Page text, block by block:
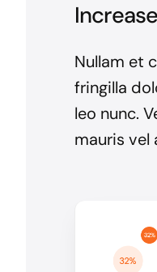
Nullam et
fringilla
leo nunc.
mauris vel